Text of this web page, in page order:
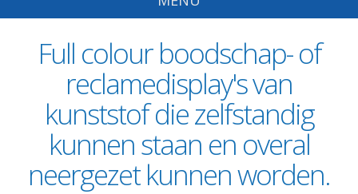
Full colour boodschap- of
reclamedisplay's van
kunststof die zelfstandig
kunnen staan en overal
neergezet kunnen worden.